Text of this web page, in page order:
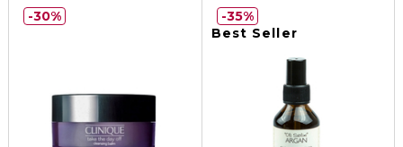
30%
Best Seller
35%